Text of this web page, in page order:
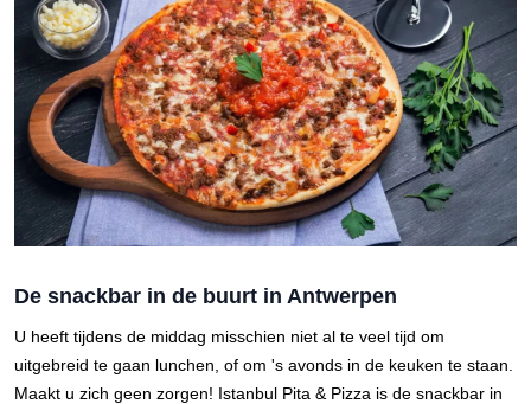
De snackbar in de buurt in Antwerpen
U heeft tijdens de middag misschien niet al te veel tijd om
uitgebreid te gaan lunchen, of om 's avonds in de keuken te staan.
Maakt u zich geen zorgen! Istanbul Pita & Pizza is de snackbar in